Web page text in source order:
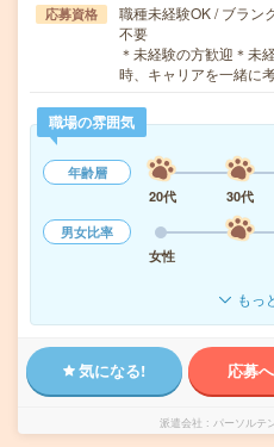
応募資格
職種未経験OK / ブラン
不要
＊未経験の方歓迎＊未
時、キャリアを一緒に
職場の雰囲気
年齢層
20代
30代
男女比率
女性
もっ
気になる! 応募
派遣会社 パーソルテ